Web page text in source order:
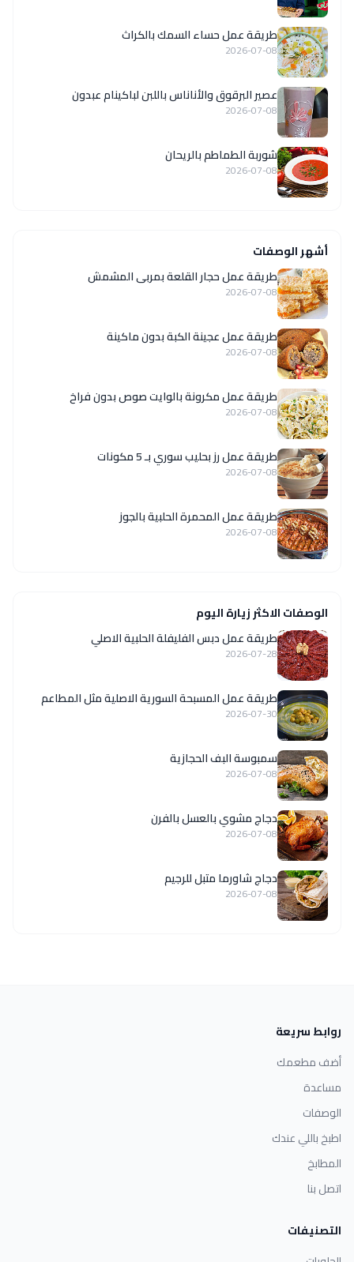
طريقة عمل حساء السمك بالكراث
2026-07-08
عصير البرقوق والأناناس باللبن لباكينام عبدون
2026-07-08
شوربة الطماطم بالريحان
2026-07-08
أشهر الوصفات
طريقة عمل حجار القلعة بمربى المشمش
2026-07-08
طريقة عمل عجينة الكبة بدون ماكينة
2026-07-08
طريقة عمل مكرونة بالوايت صوص بدون فراخ
2026-07-08
طريقة عمل رز بحليب سوري بـ 5 مكونات
2026-07-08
طريقة عمل المحمرة الحلبية بالجوز
2026-07-08
الوصفات الاكثر زيارة اليوم
طريقة عمل دبس الفليفلة الحلبية الاصلي
2026-07-28
‏طريقة عمل المسبحة السورية الاصلية مثل المطاعم
2026-07-30
سمبوسة البف الحجازية
2026-07-08
دجاج مشوي بالعسل بالفرن
2026-07-08
دجاج شاورما متبل للرجيم
2026-07-08
روابط سريعة
أضف مطعمك
مساعدة
الوصفات
اطبخ باللي عندك
المطابخ
اتصل بنا
التصنيفات